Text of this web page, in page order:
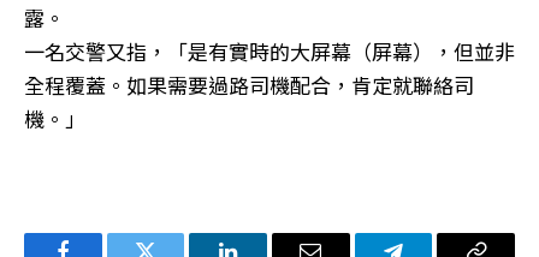
露。
一名交警又指，「是有實時的大屏幕（屏幕），但並非
全程覆蓋。如果需要過路司機配合，肯定就聯絡司
機。」